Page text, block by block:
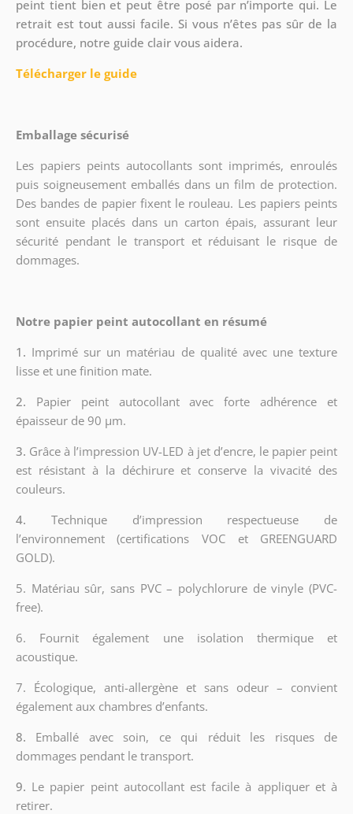
peint tient bien et peut être posé par n’importe qui. Le
retrait est tout aussi facile. Si vous n’êtes pas sûr de la
procédure, notre guide clair vous aidera.
Télécharger le guide
Emballage sécurisé
Les papiers peints autocollants sont imprimés, enroulés
puis soigneusement emballés dans un film de protection.
Des bandes de papier fixent le rouleau. Les papiers peints
sont ensuite placés dans un carton épais, assurant leur
sécurité pendant le transport et réduisant le risque de
dommages.
Notre papier peint autocollant en résumé
1. Imprimé sur un matériau de qualité avec une texture
lisse et une finition mate.
2. Papier peint autocollant avec forte adhérence et
épaisseur de 90 µm.
3. Grâce à l’impression UV-LED à jet d’encre, le papier peint
est résistant à la déchirure et conserve la vivacité des
couleurs.
4. Technique d’impression respectueuse de
l’environnement (certifications VOC et GREENGUARD
GOLD).
5. Matériau sûr, sans PVC – polychlorure de vinyle (PVC-
free).
6. Fournit également une isolation thermique et
acoustique.
7. Écologique, anti-allergène et sans odeur – convient
également aux chambres d’enfants.
8. Emballé avec soin, ce qui réduit les risques de
dommages pendant le transport.
9. Le papier peint autocollant est facile à appliquer et à
retirer.